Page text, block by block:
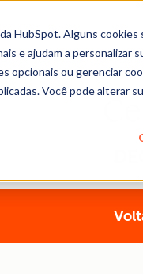
HubSpot. Alguns
e ajudam a personalizar
opcionais ou gerenciar
Você pode alterar